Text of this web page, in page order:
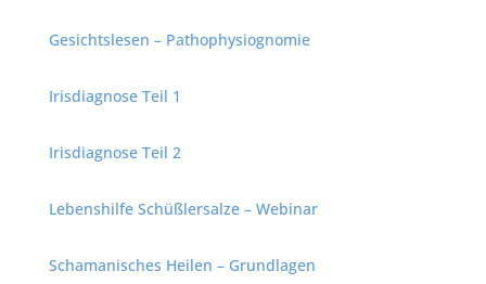
Gesichtslesen – Pathophysiognomie
Irisdiagnose Teil 1
Irisdiagnose Teil 2
Lebenshilfe Schüßlersalze – Webinar
Schamanisches Heilen – Grundlagen